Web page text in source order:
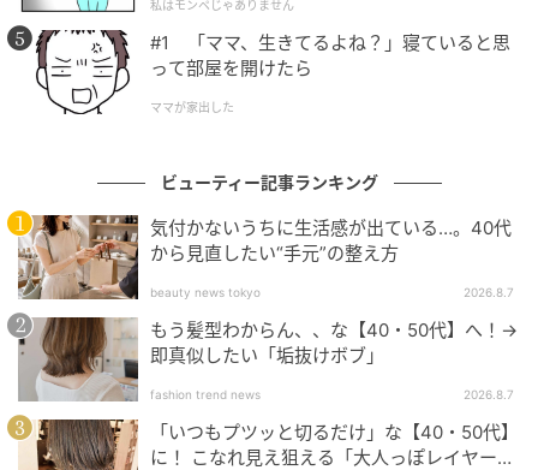
私はモンペじゃありません
#1 「ママ、生きてるよね？」寝ていると思
って部屋を開けたら
ママが家出した
ビューティー記事ランキング
気付かないうちに生活感が出ている…。40代
から見直したい“手元”の整え方
beauty news tokyo 2026.8.7
もう髪型わからん、、な【40・50代】へ！→
即真似したい「垢抜けボブ」
fashion trend news 2026.8.7
「いつもプツッと切るだけ」な【40・50代】
に！ こなれ見え狙える「大人っぽレイヤーヘ